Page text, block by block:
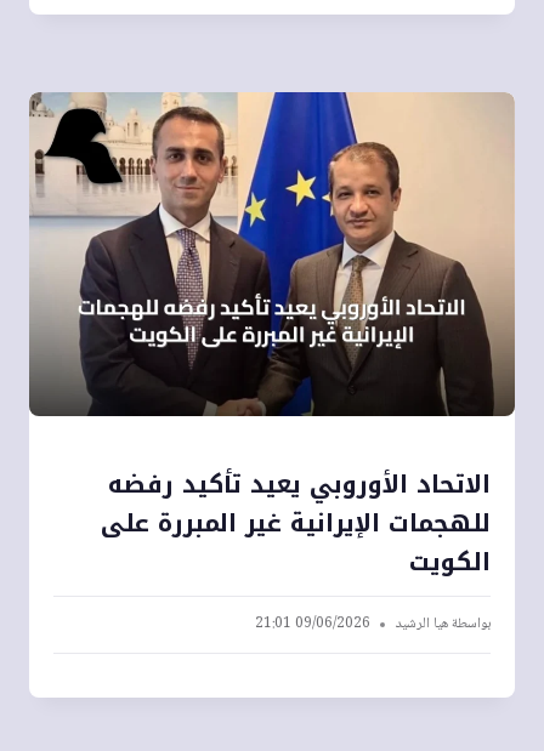
الاتحاد الأوروبي يعيد تأكيد رفضه
للهجمات الإيرانية غير المبررة على
الكويت
بواسطةهيا الرشيد 09/06/2026 21:01